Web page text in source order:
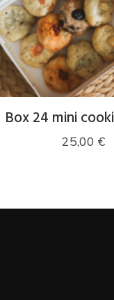
Box 24 mini
25,00€